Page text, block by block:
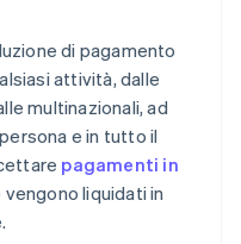
di pagamento
attività, dalle
multinazionali, ad
e in tutto il
pagamenti in
liquidati in